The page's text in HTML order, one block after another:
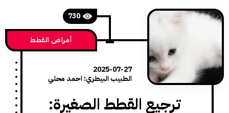
730
أمراض القطط
2025-07-27
الطبيب البيطري: احمد محلي
ترجيع القطط الصغيرة: